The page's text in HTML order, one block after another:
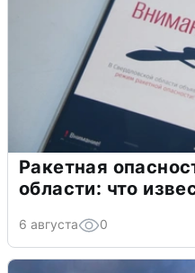
Ракетная
области: что
6 августа 0